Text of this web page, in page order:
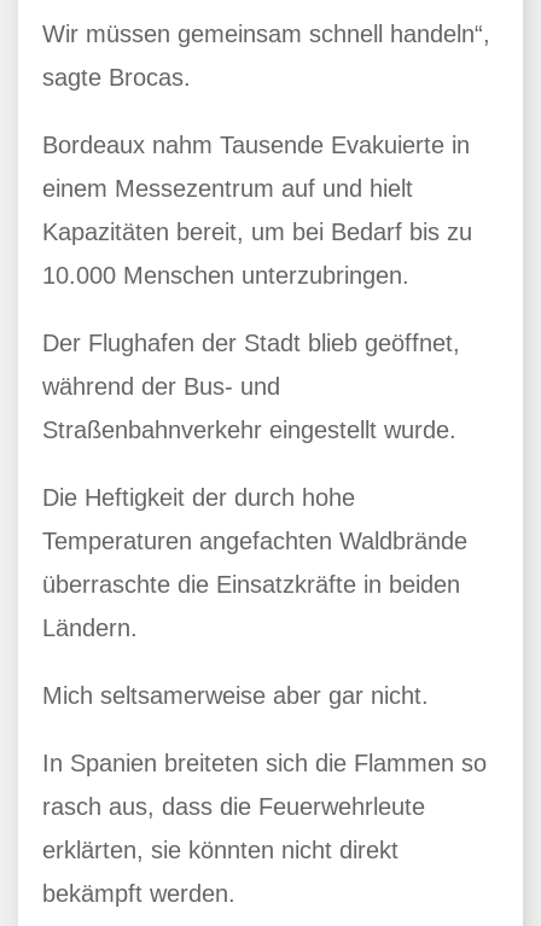
Wir müssen gemeinsam schnell handeln“,
sagte Brocas.
Bordeaux nahm Tausende Evakuierte in
einem Messezentrum auf und hielt
Kapazitäten bereit, um bei Bedarf bis zu
10.000 Menschen unterzubringen.
Der Flughafen der Stadt blieb geöffnet,
während der Bus- und
Straßenbahnverkehr eingestellt wurde.
Die Heftigkeit der durch hohe
Temperaturen angefachten Waldbrände
überraschte die Einsatzkräfte in beiden
Ländern.
Mich seltsamerweise aber gar nicht.
In Spanien breiteten sich die Flammen so
rasch aus, dass die Feuerwehrleute
erklärten, sie könnten nicht direkt
bekämpft werden.